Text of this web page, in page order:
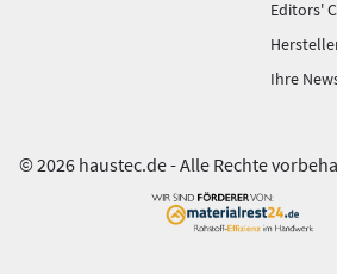
Editors'
Ihre
© 2026 haustec.de - Alle Rechte